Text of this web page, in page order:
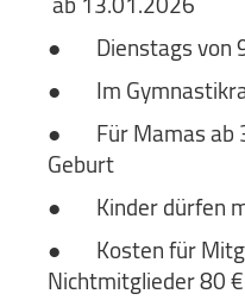
●
Dienstags von
●
Im
●
Für Mamas
Geburt
●
Kinder dürfen
●
Kosten für
Nichtmitglieder 80 €